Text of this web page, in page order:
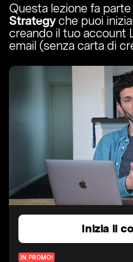
Questa lezione fa
Strategyche puoi
creando il tuo account
email (senza carta di
Inizia il
IN PROMO!